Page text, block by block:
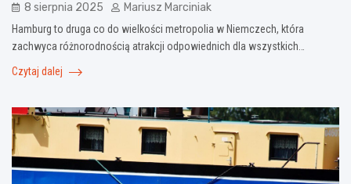
8 sierpnia 2025 Mariusz Marciniak
Hamburg to druga co do wielkości metropolia w Niemczech, która
zachwyca różnorodnością atrakcji odpowiednich dla wszystkich…
Czytaj dalej